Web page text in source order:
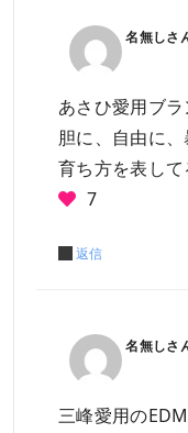
名無しさ
あさひ愛用ブ
胆に、自由に
育ち方を表し
7
返信
名無しさ
三峰愛用の